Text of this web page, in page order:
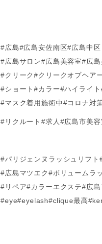
#広島#広島安佐南区#広島中区
#広島サロン#広島美容室#広島
#クリーク#クリークオブヘア
#ショート#カラー#ハイライ
#マスク着用施術中#コロナ対
#リクルート#求人#広島市美
#パリジェンヌラッシュリフ
#広島マツエク#ボリュームラ
#リペア#カラーエクステ#広
#eye#eyelash#clique最高